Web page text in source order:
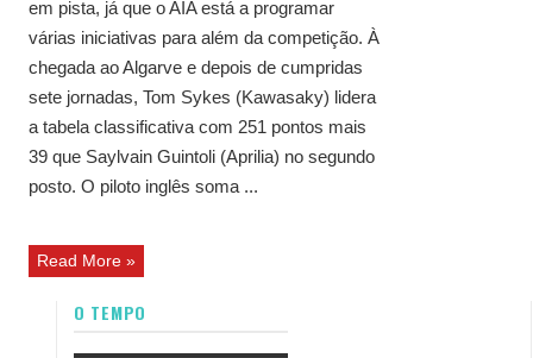
em pista, já que o AIA está a programar
várias iniciativas para além da competição. À
chegada ao Algarve e depois de cumpridas
sete jornadas, Tom Sykes (Kawasaky) lidera
a tabela classificativa com 251 pontos mais
39 que Saylvain Guintoli (Aprilia) no segundo
posto. O piloto inglês soma ...
Read More »
O TEMPO